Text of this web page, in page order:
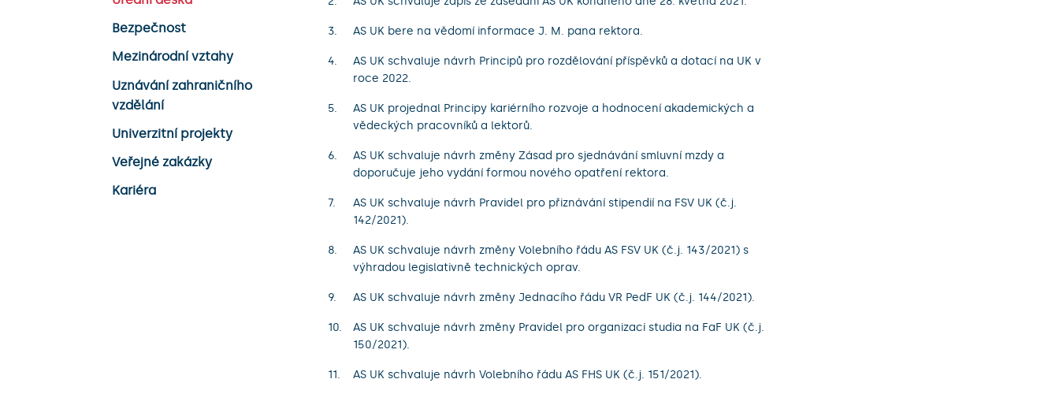
Bezpečnost
Mezinárodní vztahy
Uznávání zahraničního
vzdělání
Univerzitní projekty
Veřejné zakázky
Kariéra
AS UK bere na vědomí informace J. M. pana rektora.
AS UK schvaluje návrh Principů pro rozdělování příspěvků a dotací na UK v
roce 2022.
AS UK projednal Principy kariérního rozvoje a hodnocení akademických a
vědeckých pracovníků a lektorů.
AS UK schvaluje návrh změny Zásad pro sjednávání smluvní mzdy a
doporučuje jeho vydání formou nového opatření rektora.
AS UK schvaluje návrh Pravidel pro přiznávání stipendií na FSV UK (č.j.
142/2021).
AS UK schvaluje návrh změny Volebního řádu AS FSV UK (č.j. 143/2021) s
výhradou legislativně technických oprav.
AS UK schvaluje návrh změny Jednacího řádu VR PedF UK (č.j. 144/2021).
AS UK schvaluje návrh změny Pravidel pro organizaci studia na FaF UK (č.j.
150/2021).
AS UK schvaluje návrh Volebního řádu AS FHS UK (č.j. 151/2021).